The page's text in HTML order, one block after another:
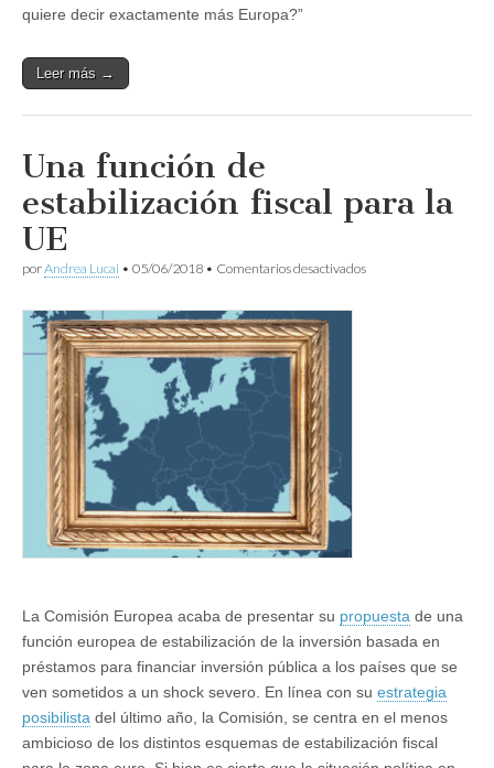
quiere decir exactamente más Europa?”
Leer más →
Una función de
estabilización fiscal para la
UE
porAndrea Lucai • 05/06/2018 • Comentarios desactivadosen
La Comisión Europea acaba de presentar su propuesta de una
función europea de estabilización de la inversión basada en
préstamos para financiar inversión pública a los países que se
ven sometidos a un shock severo. En línea con su estrategia
posibilista del último año, la Comisión, se centra en el menos
ambicioso de los distintos esquemas de estabilización fiscal